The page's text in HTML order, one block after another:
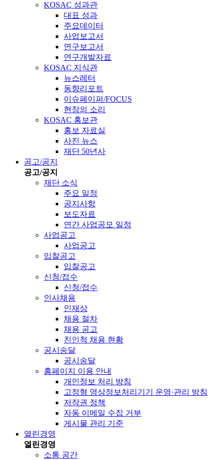
KOSAC 성과관
대표 성과
주요데이터
사업보고서
연구보고서
연구개발자료
KOSAC 지식관
뉴스레터
동향리포트
이슈페이퍼/FOCUS
현장의 소리
KOSAC 홍보관
홍보 자료실
사진 뉴스
재단 50년사
공고/공지
공고/공지
재단 소식
주요 일정
공지사항
보도자료
연간 사업공모 일정
사업공고
사업공고
입찰공고
입찰공고
신청/접수
신청/접수
인사채용
인재상
채용 절차
채용 공고
친인척 채용 현황
공시송달
공시송달
홈페이지 이용 안내
개인정보 처리 방침
고정형 영상정보처리기기 운영·관리 방침
저작권 정책
자동 이메일 수집 거부
게시물 관리 기준
열린경영
열린경영
소통 공간